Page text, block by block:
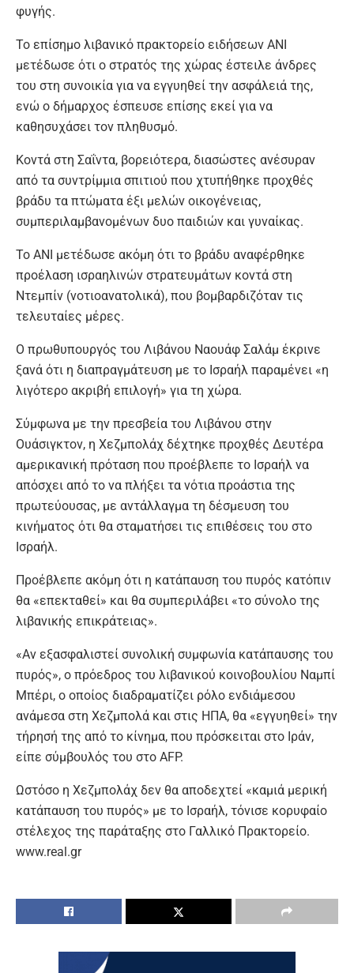
φυγής.
Το επίσημο λιβανικό πρακτορείο ειδήσεων ANI
μετέδωσε ότι ο στρατός της χώρας έστειλε άνδρες
του στη συνοικία για να εγγυηθεί την ασφάλειά της,
ενώ ο δήμαρχος έσπευσε επίσης εκεί για να
καθησυχάσει τον πληθυσμό.
Κοντά στη Σαΐντα, βορειότερα, διασώστες ανέσυραν
από τα συντρίμμια σπιτιού που χτυπήθηκε προχθές
βράδυ τα πτώματα έξι μελών οικογένειας,
συμπεριλαμβανομένων δυο παιδιών και γυναίκας.
Το ANI μετέδωσε ακόμη ότι το βράδυ αναφέρθηκε
προέλαση ισραηλινών στρατευμάτων κοντά στη
Ντεμπίν (νοτιοανατολικά), που βομβαρδιζόταν τις
τελευταίες μέρες.
Ο πρωθυπουργός του Λιβάνου Ναουάφ Σαλάμ έκρινε
ξανά ότι η διαπραγμάτευση με το Ισραήλ παραμένει «η
λιγότερο ακριβή επιλογή» για τη χώρα.
Σύμφωνα με την πρεσβεία του Λιβάνου στην
Ουάσιγκτον, η Χεζμπολάχ δέχτηκε προχθές Δευτέρα
αμερικανική πρόταση που προέβλεπε το Ισραήλ να
απόσχει από το να πλήξει τα νότια προάστια της
πρωτεύουσας, με αντάλλαγμα τη δέσμευση του
κινήματος ότι θα σταματήσει τις επιθέσεις του στο
Ισραήλ.
Προέβλεπε ακόμη ότι η κατάπαυση του πυρός κατόπιν
θα «επεκταθεί» και θα συμπεριλάβει «το σύνολο της
λιβανικής επικράτειας».
«Αν εξασφαλιστεί συνολική συμφωνία κατάπαυσης του
πυρός», ο πρόεδρος του λιβανικού κοινοβουλίου Ναμπί
Μπέρι, ο οποίος διαδραματίζει ρόλο ενδιάμεσου
ανάμεσα στη Χεζμπολά και στις ΗΠΑ, θα «εγγυηθεί» την
τήρησή της από το κίνημα, που πρόσκειται στο Ιράν,
είπε σύμβουλός του στο AFP.
Ωστόσο η Χεζμπολάχ δεν θα αποδεχτεί «καμιά μερική
κατάπαυση του πυρός» με το Ισραήλ, τόνισε κορυφαίο
στέλεχος της παράταξης στο Γαλλικό Πρακτορείο.
www.real.gr